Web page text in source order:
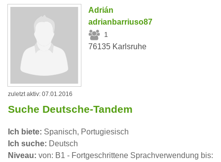
Adrián
adrianbarriuso87
1
76135 Karlsruhe
zuletzt aktiv: 07.01.2016
Suche Deutsche-Tandem
Ich biete: Spanisch, Portugiesisch
Ich suche: Deutsch
Niveau: von: B1 - Fortgeschrittene Sprachverwendung bis: